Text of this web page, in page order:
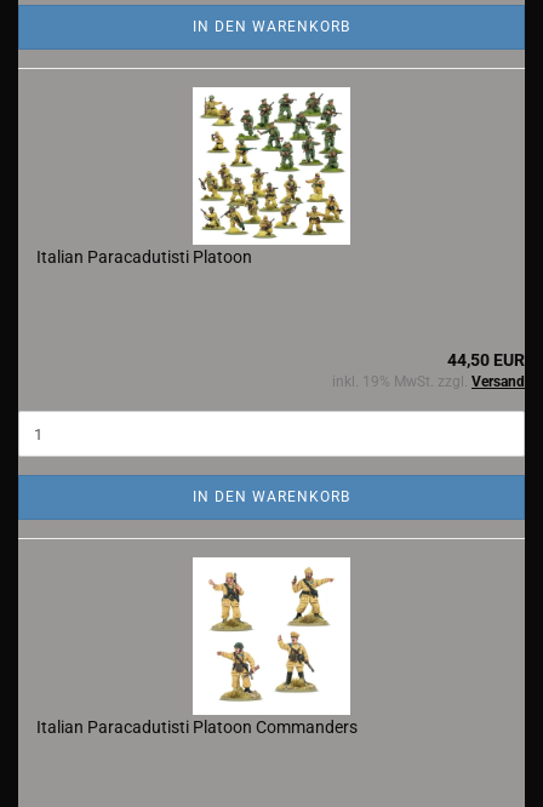
IN DEN WARENKORB
Italian Paracadutisti Platoon
44,50 EUR
inkl. 19% MwSt. zzgl. Versand
IN DEN WARENKORB
Italian Paracadutisti Platoon Commanders